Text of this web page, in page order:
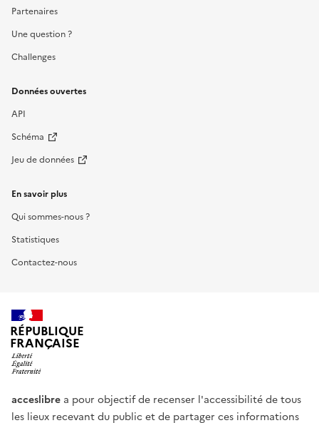
Partenaires
Une question ?
Challenges
Données ouvertes
API
Schéma
Jeu de données
En savoir plus
Qui sommes-nous ?
Statistiques
Contactez-nous
RÉPUBLIQUE
FRANÇAISE
acceslibre a pour objectif de recenser l'accessibilité de tous
les lieux recevant du public et de partager ces informations